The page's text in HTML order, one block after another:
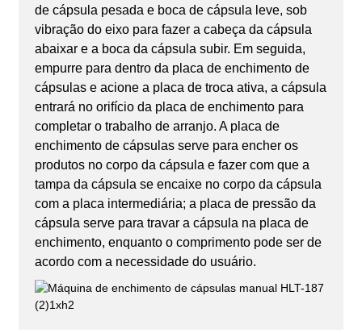
de cápsula pesada e boca de cápsula leve, sob
vibração do eixo para fazer a cabeça da cápsula
abaixar e a boca da cápsula subir. Em seguida,
empurre para dentro da placa de enchimento de
cápsulas e acione a placa de troca ativa, a cápsula
entrará no orifício da placa de enchimento para
completar o trabalho de arranjo. A placa de
enchimento de cápsulas serve para encher os
produtos no corpo da cápsula e fazer com que a
tampa da cápsula se encaixe no corpo da cápsula
com a placa intermediária; a placa de pressão da
cápsula serve para travar a cápsula na placa de
enchimento, enquanto o comprimento pode ser de
acordo com a necessidade do usuário.